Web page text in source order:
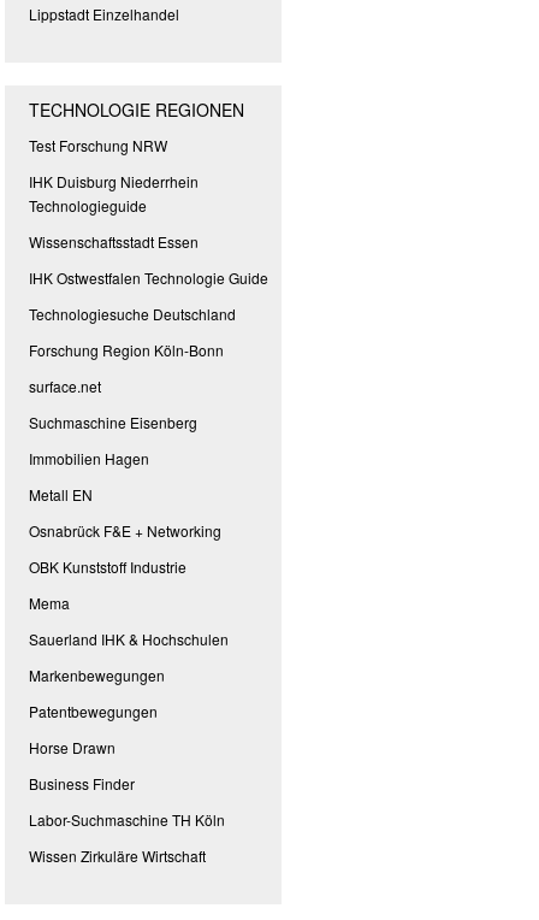
Lippstadt Einzelhandel
TECHNOLOGIE REGIONEN
Test Forschung NRW
IHK Duisburg Niederrhein
Technologieguide
Wissenschaftsstadt Essen
IHK Ostwestfalen Technologie Guide
Technologiesuche Deutschland
Forschung Region Köln-Bonn
surface.net
Suchmaschine Eisenberg
Immobilien Hagen
Metall EN
Osnabrück F&E + Networking
OBK Kunststoff Industrie
Mema
Sauerland IHK & Hochschulen
Markenbewegungen
Patentbewegungen
Horse Drawn
Business Finder
Labor-Suchmaschine TH Köln
Wissen Zirkuläre Wirtschaft